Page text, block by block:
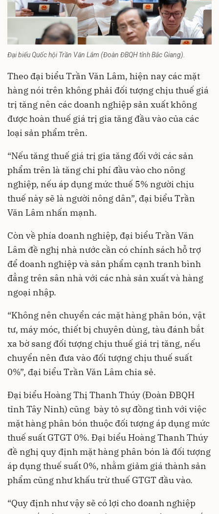
Đại biểu Quốc hội Trần Văn Lâm (Đoàn ĐBQH tỉnh Bắc Giang).
Theo đại biểu Trần Văn Lâm, hiện nay các mặt
hàng nói trên không phải đối tượng chịu thuế giá
trị tăng nên các doanh nghiệp sản xuất không
được hoàn thuế giá trị gia tăng đầu vào của các
loại sản phẩm trên.
“Nếu tăng thuế giá trị gia tăng đối với các sản
phẩm trên là tăng chi phí đầu vào cho nông
nghiệp, nếu áp dụng mức thuế 5% người chịu
thuế này sẽ là người nông dân”, đại biểu Trần
Văn Lâm nhấn mạnh.
Còn về phía doanh nghiệp, đại biểu Trần Văn
Lâm đề nghị nhà nước cần có chính sách hỗ trợ
để doanh nghiệp và sản phẩm cạnh tranh bình
đẳng trên sân nhà với các nhà sản xuất và hàng
ngoại nhập.
“Không nên chuyển các mặt hàng phân bón, vật
tư, máy móc, thiết bị chuyên dùng, tàu đánh bắt
xa bờ sang đối tượng chịu thuế giá trị tăng, nếu
chuyển nên đưa vào đối tượng chịu thuế suất
0%”, đại biểu Trần Văn Lâm chia sẻ.
Đại biểu Hoàng Thị Thanh Thúy (Đoàn ĐBQH
tỉnh Tây Ninh) cũng bày tỏ sự đồng tình với việc
mặt hàng phân bón thuộc đối tượng áp dụng mức
thuế suất GTGT 0%. Đại biểu Hoàng Thanh Thúy
đề nghị quy định mặt hàng phân bón là đối tượng
áp dụng thuế suất 0%, nhằm giảm giá thành sản
phẩm cũng như khấu trừ thuế GTGT đầu vào.
“Quy định như vậy sẽ có lợi cho doanh nghiệp